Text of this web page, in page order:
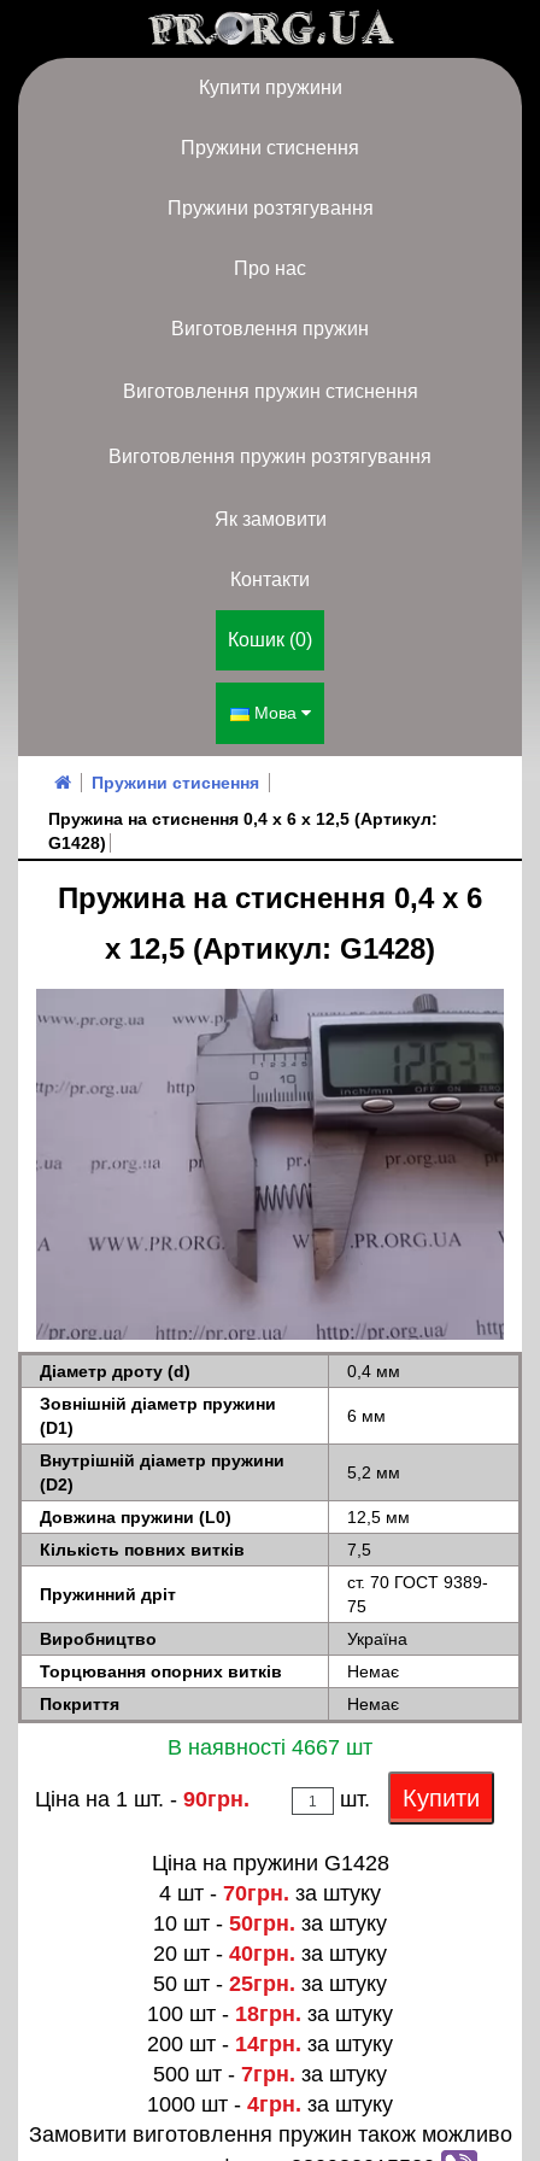
Купити пружини
Пружини стиснення
Пружини розтягування
Про нас
Виготовлення пружин
Виготовлення пружин стиснення
Виготовлення пружин розтягування
Як замовити
Контакти
Кошик (0)
Мова
Пружини стиснення
Пружина на стиснення 0,4 х 6 х 12,5 (Артикул:
G1428)
Пружина на стиснення 0,4 х 6
х 12,5 (Артикул: G1428)
Діаметр дроту (d)
0,4 мм
Зовнішній діаметр пружини
(D1)
6 мм
Внутрішній діаметр пружини
(D2)
5,2 мм
Довжина пружини (L0)
12,5 мм
Кількість повних витків
7,5
Пружинний дріт
ст. 70 ГОСТ 9389-
75
Виробництво
Україна
Торцювання опорних витків
Немає
Покриття
Немає
В наявності 4667 шт
Ціна на 1 шт. - 90грн. шт. Купити
Ціна на пружини G1428
4 шт - 70грн. за штуку
10 шт - 50грн. за штуку
20 шт - 40грн. за штуку
50 шт - 25грн. за штуку
100 шт - 18грн. за штуку
200 шт - 14грн. за штуку
500 шт - 7грн. за штуку
1000 шт - 4грн. за штуку
Замовити виготовлення пружин також можливо